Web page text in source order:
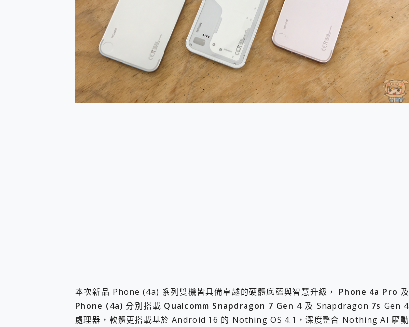
本次新品 Phone (4a) 系列雙機皆具備卓越的硬體底蘊與智慧升級， Phone 4a Pro 及
Phone (4a)分別搭載 Qualcomm Snapdragon 7 Gen 4 及 Snapdragon 7s Gen 4
處理器，軟體更搭載基於 Android 16 的 Nothing OS 4.1，深度整合 Nothing AI 驅動